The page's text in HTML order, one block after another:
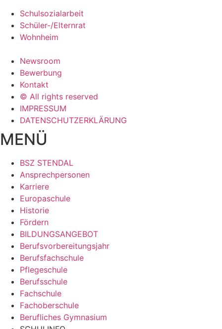
Schulsozialarbeit
Schüler-/Elternrat
Wohnheim
Newsroom
Bewerbung
Kontakt
© All rights reserved
IMPRESSUM
DATENSCHUTZERKLÄRUNG
MENÜ
BSZ STENDAL
Ansprechpersonen
Karriere
Europaschule
Historie
Fördern
BILDUNGSANGEBOT
Berufsvorbereitungsjahr
Berufsfachschule
Pflegeschule
Berufsschule
Fachschule
Fachoberschule
Berufliches Gymnasium